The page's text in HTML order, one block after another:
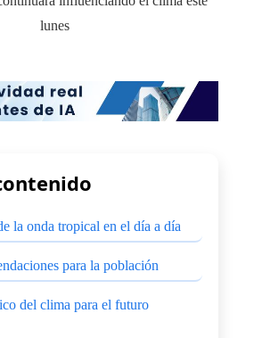
la onda tropical en el día a día
para la población
del clima para el futuro